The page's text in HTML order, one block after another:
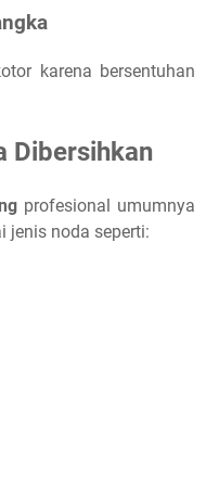
karena bersentuhan
Dibersihkan
profesional umumnya
jenis noda seperti: